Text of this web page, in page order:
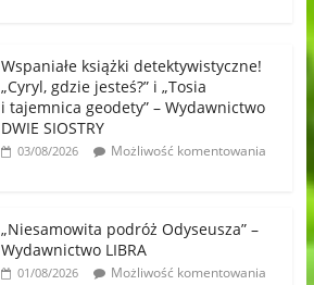
Wspaniałe książki detektywistyczne!
„Cyryl, gdzie jesteś?” i „Tosia
i tajemnica geodety” – Wydawnictwo
DWIE SIOSTRY
03/08/2026
Możliwość komentowania
„Niesamowita podróż Odyseusza” –
Wydawnictwo LIBRA
01/08/2026
Możliwość komentowania